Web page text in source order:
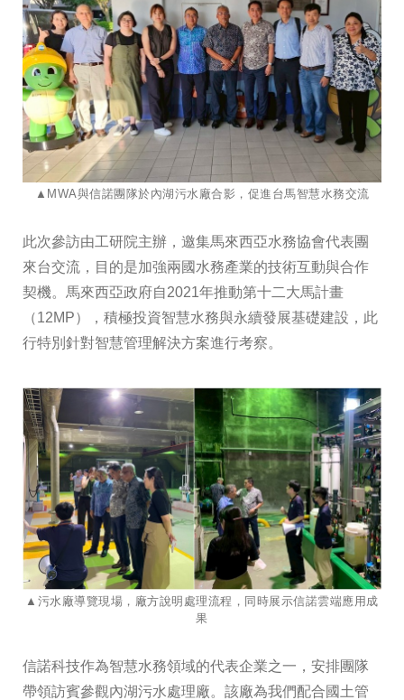
​​​​​​​▲MWA與信諾團隊於內湖污水廠合影，促進台馬智慧水務交流
此次參訪由工研院主辦，邀集馬來西亞水務協會代表團
來台交流，目的是加強兩國水務產業的技術互動與合作
契機。馬來西亞政府自2021年推動第十二大馬計畫
（12MP），積極投資智慧水務與永續發展基礎建設，此
行特別針對智慧管理解決方案進行考察。
▲污水廠導覽現場，廠方說明處理流程，同時展示信諾雲端應用成
果
信諾科技作為智慧水務領域的代表企業之一，安排團隊
帶領訪賓參觀內湖污水處理廠。該廠為我們配合國土管